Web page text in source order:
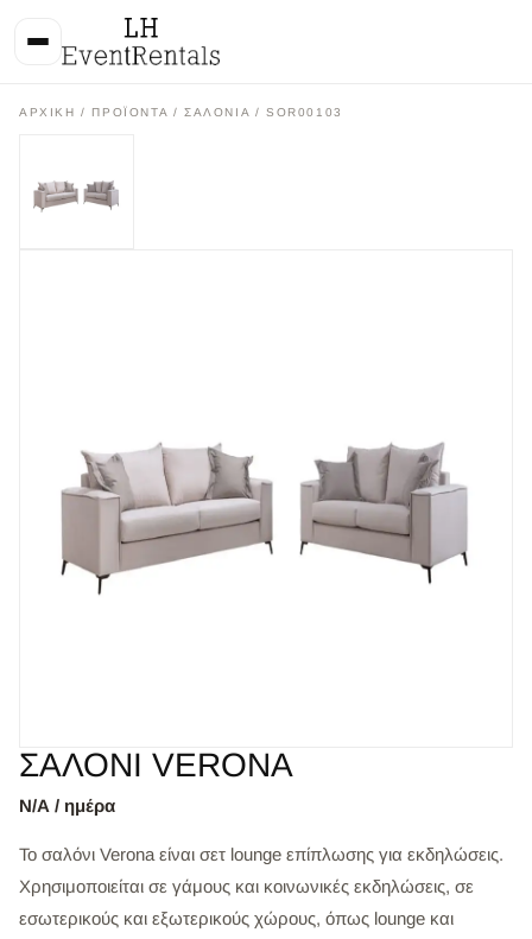
ΑΡΧΙΚΉ / ΠΡΟΪΌΝΤΑ /ΣΑΛΟΝΙΑ / SOR00103
ΣΑΛΟΝΙ VERONA
Ν/Α / ημέρα
Το σαλόνι Verona είναι σετ lounge επίπλωσης για εκδηλώσεις.
Χρησιμοποιείται σε γάμους και κοινωνικές εκδηλώσεις, σε
εσωτερικούς και εξωτερικούς χώρους, όπως lounge και